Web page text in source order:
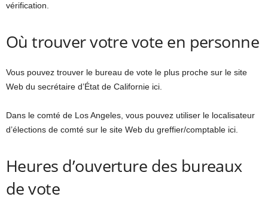
vérification.
Où trouver votre vote en personne
Vous pouvez trouver le bureau de vote le plus proche sur le site
Web du secrétaire d’État de Californie ici.
Dans le comté de Los Angeles, vous pouvez utiliser le localisateur
d’élections de comté sur le site Web du greffier/comptable ici.
Heures d’ouverture des bureaux
de vote